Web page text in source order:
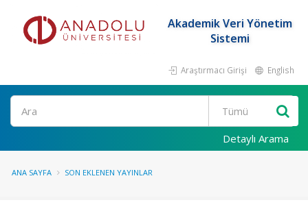
Akademik Veri Yönetim
Sistemi
Araştırmacı Girişi English
Ara
Detaylı Arama
ANA SAYFA SON EKLENEN YAYINLAR